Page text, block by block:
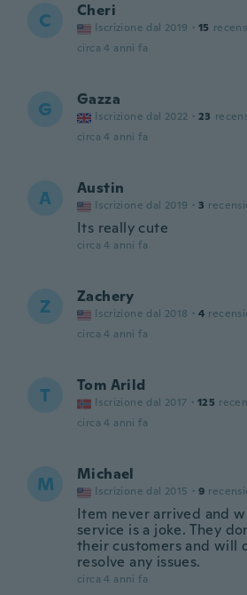
C Cheri
Iscrizione dal 2019 · 15
circa 4 anni fa
G Gazza
Iscrizione dal 2022 · 23
circa 4 anni fa
A Austin
Iscrizione dal 2019 · 3
Its really cute
circa 4 anni fa
Z Zachery
Iscrizione dal 2018 · 4
circa 4 anni fa
T Tom Arild
Iscrizione dal 2017 · 125
circa 4 anni fa
M Michael
Iscrizione dal 2015 · 9
Item never arrived and
service is a joke. They
their customers and will
resolve any issues.
circa 4 anni fa